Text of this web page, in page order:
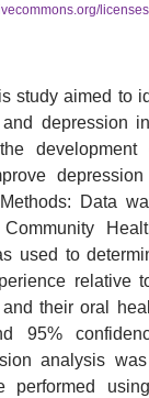
study aimed to
depression
Data
used to
relative
their oral
95%
analysis
performed